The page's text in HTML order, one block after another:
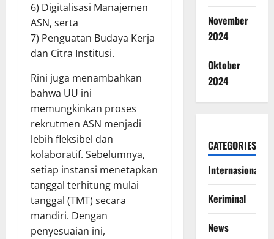
6) Digitalisasi Manajemen
ASN, serta
7) Penguatan Budaya Kerja
dan Citra Institusi.
Rini juga menambahkan
bahwa UU ini
memungkinkan proses
rekrutmen ASN menjadi
lebih fleksibel dan
kolaboratif. Sebelumnya,
setiap instansi menetapkan
tanggal terhitung mulai
tanggal (TMT) secara
mandiri. Dengan
penyesuaian ini,
November
2024
Oktober
2024
CATEGORIES
Internasional
Keriminal
News